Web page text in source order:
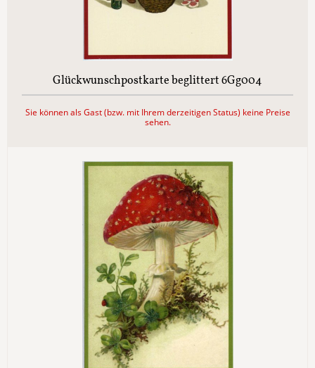
Glückwunschpostkarte beglittert 6Gg004
Sie können als Gast (bzw. mit Ihrem derzeitigen Status) keine Preise
sehen.